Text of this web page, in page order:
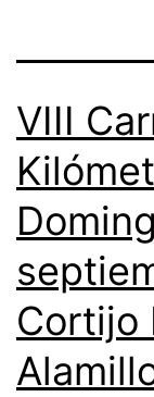
VIII
Cortijo